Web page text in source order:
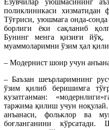
Ёзувчилар уюшмасининг
поликлиникаси хизматидан
Тўғриси, уюшмага онда-
борлиги ёки сақланиб
Бунинг менга қизиғи йўқ,
муаммоларимни ўзим ҳал
– Модернист шоир учун
– Баъзан шеърларимнинг
ўзим қилиб беришимга
кузатганман:
таржима қилиш учун ноқулай.
анъанаси, фольклор ва
боғланганини